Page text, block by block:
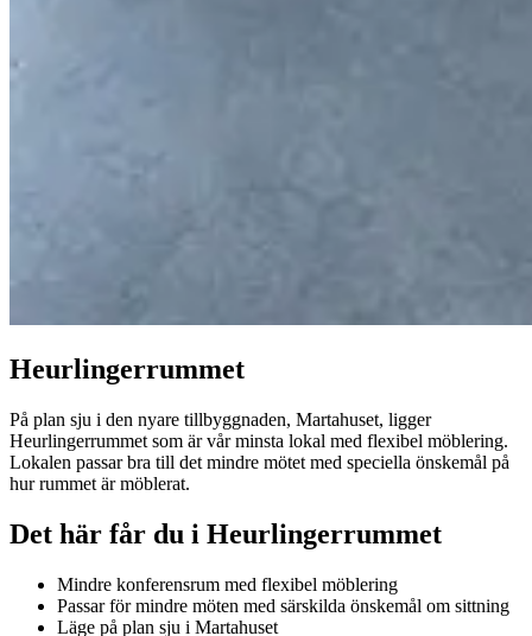
Heurlingerrummet
På plan sju i den nyare tillbyggnaden, Martahuset, ligger
Heurlingerrummet som är vår minsta lokal med flexibel möblering.
Lokalen passar bra till det mindre mötet med speciella önskemål på
hur rummet är möblerat.
Det här får du i Heurlingerrummet
Mindre konferensrum med flexibel möblering
Passar för mindre möten med särskilda önskemål om sittning
Läge på plan sju i Martahuset